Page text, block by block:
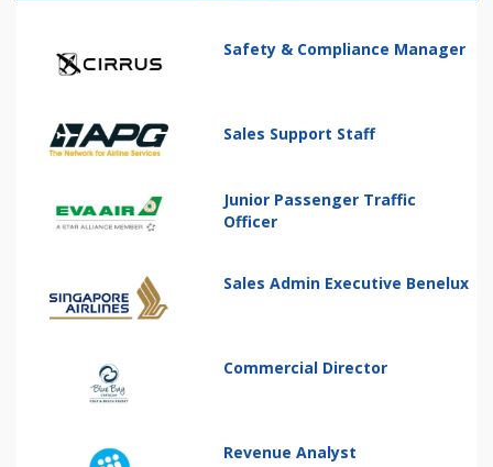
Safety & Compliance Manager
Sales Support Staff
Junior Passenger Traffic
Officer
Sales Admin Executive Benelux
Commercial Director
Revenue Analyst